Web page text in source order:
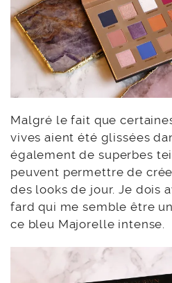
Malgré le fait que
également de superbes
peuvent permettre de